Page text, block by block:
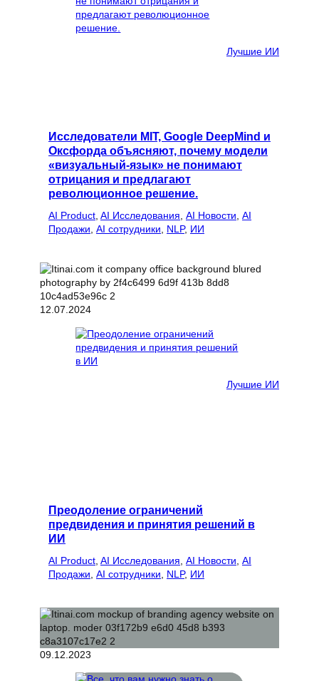
Лучшие ИИ
Исследователи MIT, Google DeepMind и
Оксфорда объясняют, почему модели
«визуальный-язык» не понимают
отрицания и предлагают
революционное решение.
AI Product, AI Исследования, AI Новости, AI
Продажи, AI сотрудники, NLP, ИИ
12.07.2024
Лучшие ИИ
Преодоление ограничений
предвидения и принятия решений в
ИИ
AI Product, AI Исследования, AI Новости, AI
Продажи, AI сотрудники, NLP, ИИ
09.12.2023